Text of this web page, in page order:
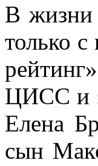
В жизни
только
ЦИСС и
Елена
сын